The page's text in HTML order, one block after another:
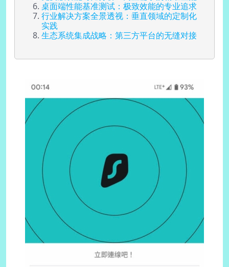
桌面端性能基准测试：极致效能的专业追求
行业解决方案全景透视：垂直领域的定制化
实践
生态系统集成战略：第三方平台的无缝对接